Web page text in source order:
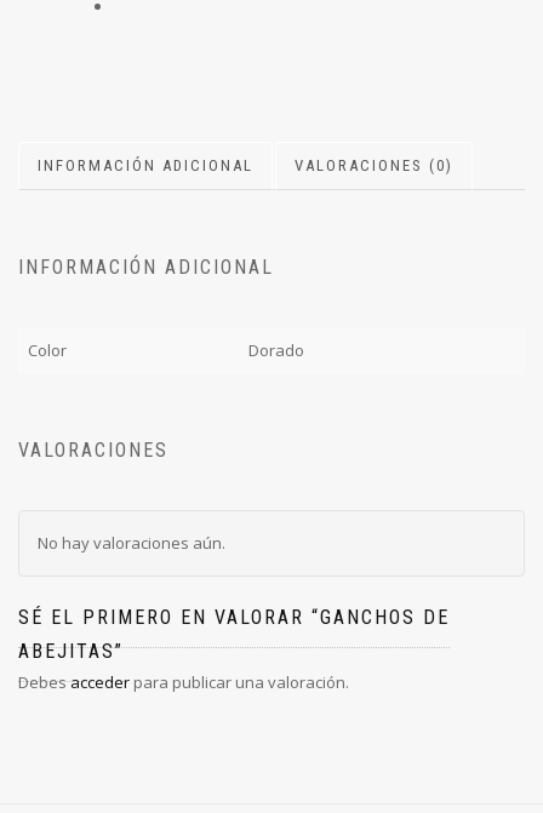
INFORMACIÓN ADICIONAL VALORACIONES (0)
INFORMACIÓN ADICIONAL
Color Dorado
VALORACIONES
No hay valoraciones aún.
SÉ EL PRIMERO EN VALORAR “GANCHOS DE
ABEJITAS”
Debesacceder para publicar una valoración.